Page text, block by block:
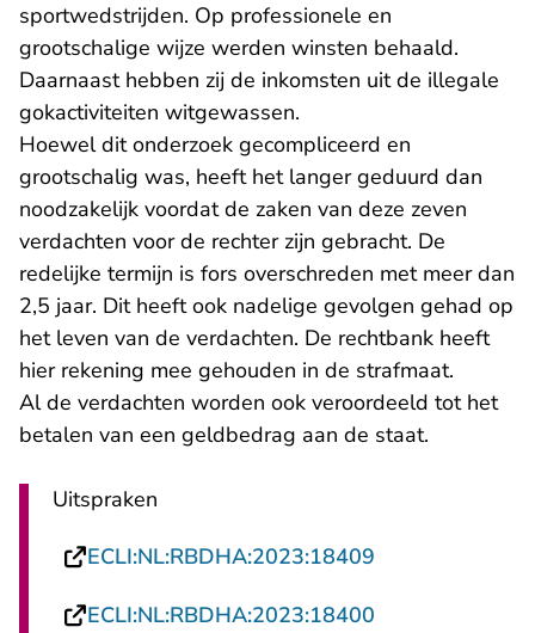
sportwedstrijden. Op professionele en
grootschalige wijze werden winsten behaald.
Daarnaast hebben zij de inkomsten uit de illegale
gokactiviteiten witgewassen.
Hoewel dit onderzoek gecompliceerd en
grootschalig was, heeft het langer geduurd dan
noodzakelijk voordat de zaken van deze zeven
verdachten voor de rechter zijn gebracht. De
redelijke termijn is fors overschreden met meer dan
2,5 jaar. Dit heeft ook nadelige gevolgen gehad op
het leven van de verdachten. De rechtbank heeft
hier rekening mee gehouden in de strafmaat.
Al de verdachten worden ook veroordeeld tot het
betalen van een geldbedrag aan de staat.
Uitspraken
ECLI:NL:RBDHA:2023:18409
ECLI:NL:RBDHA:2023:18400